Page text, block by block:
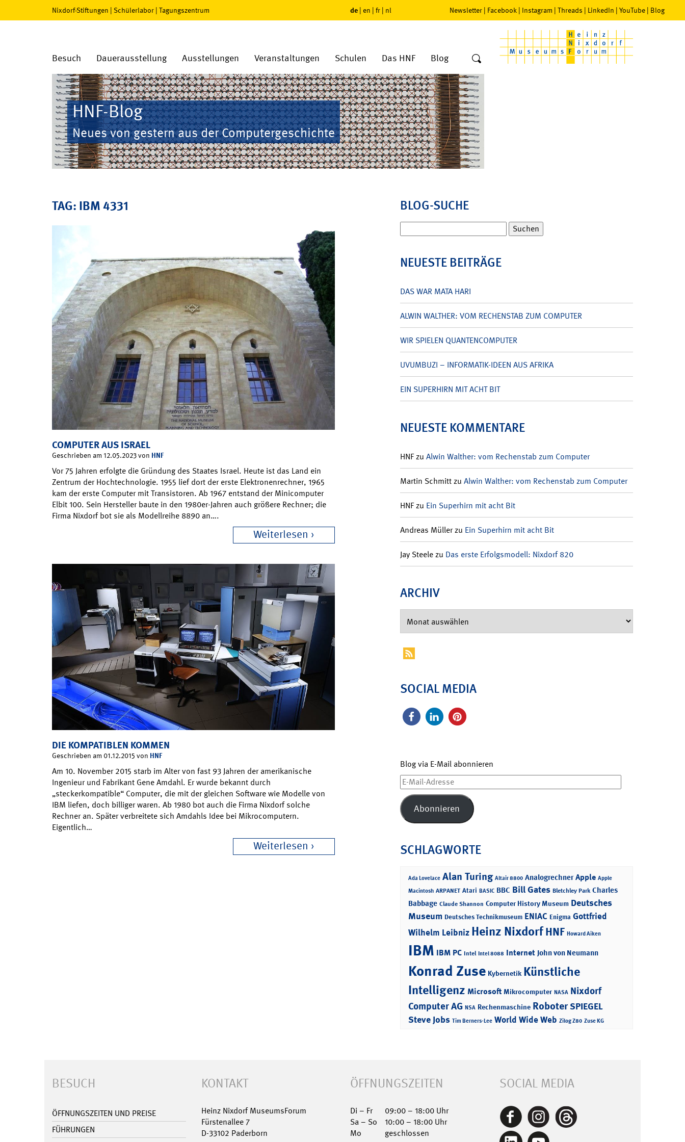
Nixdorf-Stiftungen | Schülerlabor | Tagungszentrum de | en | fr | nl Newsletter | Facebook | Instagram | Threads | LinkedIn | YouTube | Blog
Besuch Dauerausstellung Ausstellungen Veranstaltungen Schulen Das HNF Blog
HNF-Blog
Neues von gestern aus der Computergeschichte
TAG: IBM 4331
COMPUTER AUS ISRAEL
Geschrieben am 12.05.2023 von HNF
Vor 75 Jahren erfolgte die Gründung des Staates Israel. Heute ist das Land ein
Zentrum der Hochtechnologie. 1955 lief dort der erste Elektronenrechner, 1965
kam der erste Computer mit Transistoren. Ab 1967 entstand der Minicomputer
Elbit 100. Sein Hersteller baute in den 1980er-Jahren auch größere Rechner; die
Firma Nixdorf bot sie als Modellreihe 8890 an….
Weiterlesen
DIE KOMPATIBLEN KOMMEN
Geschrieben am 01.12.2015 von HNF
Am 10. November 2015 starb im Alter von fast 93 Jahren der amerikanische
Ingenieur und Fabrikant Gene Amdahl. Er wurde bekannt durch
„steckerkompatible“ Computer, die mit der gleichen Software wie Modelle von
IBM liefen, doch billiger waren. Ab 1980 bot auch die Firma Nixdorf solche
Rechner an. Später verbreitete sich Amdahls Idee bei Mikrocomputern.
Eigentlich…
Weiterlesen
BLOG-SUCHE
nach:
NEUESTE BEITRÄGE
DAS WAR MATA HARI
ALWIN WALTHER: VOM RECHENSTAB ZUM COMPUTER
WIR SPIELEN QUANTENCOMPUTER
UVUMBUZI – INFORMATIK-IDEEN AUS AFRIKA
EIN SUPERHIRN MIT ACHT BIT
NEUESTE KOMMENTARE
HNFzu Alwin Walther: vom Rechenstab zum Computer
Martin Schmittzu Alwin Walther: vom Rechenstab zum Computer
HNFzu Ein Superhirn mit acht Bit
Andreas Müllerzu Ein Superhirn mit acht Bit
Jay Steelezu Das erste Erfolgsmodell: Nixdorf 820
ARCHIV
SOCIAL MEDIA
Blog via E-Mail abonnieren
E-
Mail-
Adresse
Abonnieren
SCHLAGWORTE
Ada Lovelace Alan Turing Altair 8800 Analogrechner Apple Apple
Macintosh ARPANET Atari BASIC BBC Bill Gates Bletchley Park Charles
Babbage Claude Shannon Computer History Museum Deutsches
Museum Deutsches Technikmuseum ENIAC Enigma Gottfried
Wilhelm Leibniz Heinz NixdorfHNF Howard Aiken
IBM IBM PC Intel Intel 8088 Internet John von Neumann
Konrad Zuse Kybernetik Künstliche
Intelligenz Microsoft Mikrocomputer NASA Nixdorf
Computer AG NSA Rechenmaschine RoboterSPIEGEL
Steve Jobs Tim Berners-Lee World Wide Web Zilog Z80 Zuse KG
BESUCH
ÖFFNUNGSZEITEN UND PREISE
FÜHRUNGEN
KONTAKT
Heinz Nixdorf MuseumsForum
Fürstenallee 7
D-33102 Paderborn
ÖFFNUNGSZEITEN
Di – Fr
09:00 – 18:00 Uhr
Sa – So
10:00 – 18:00 Uhr
Mo
geschlossen
SOCIAL MEDIA